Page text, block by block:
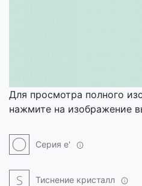
Для просмотра полного
нажмите на изображение
Серия e'
Тиснение кристалл